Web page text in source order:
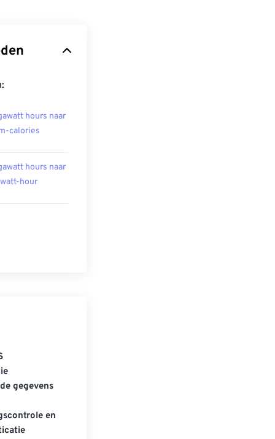
hours naar
calories
hours naar
hour
gegevens
en